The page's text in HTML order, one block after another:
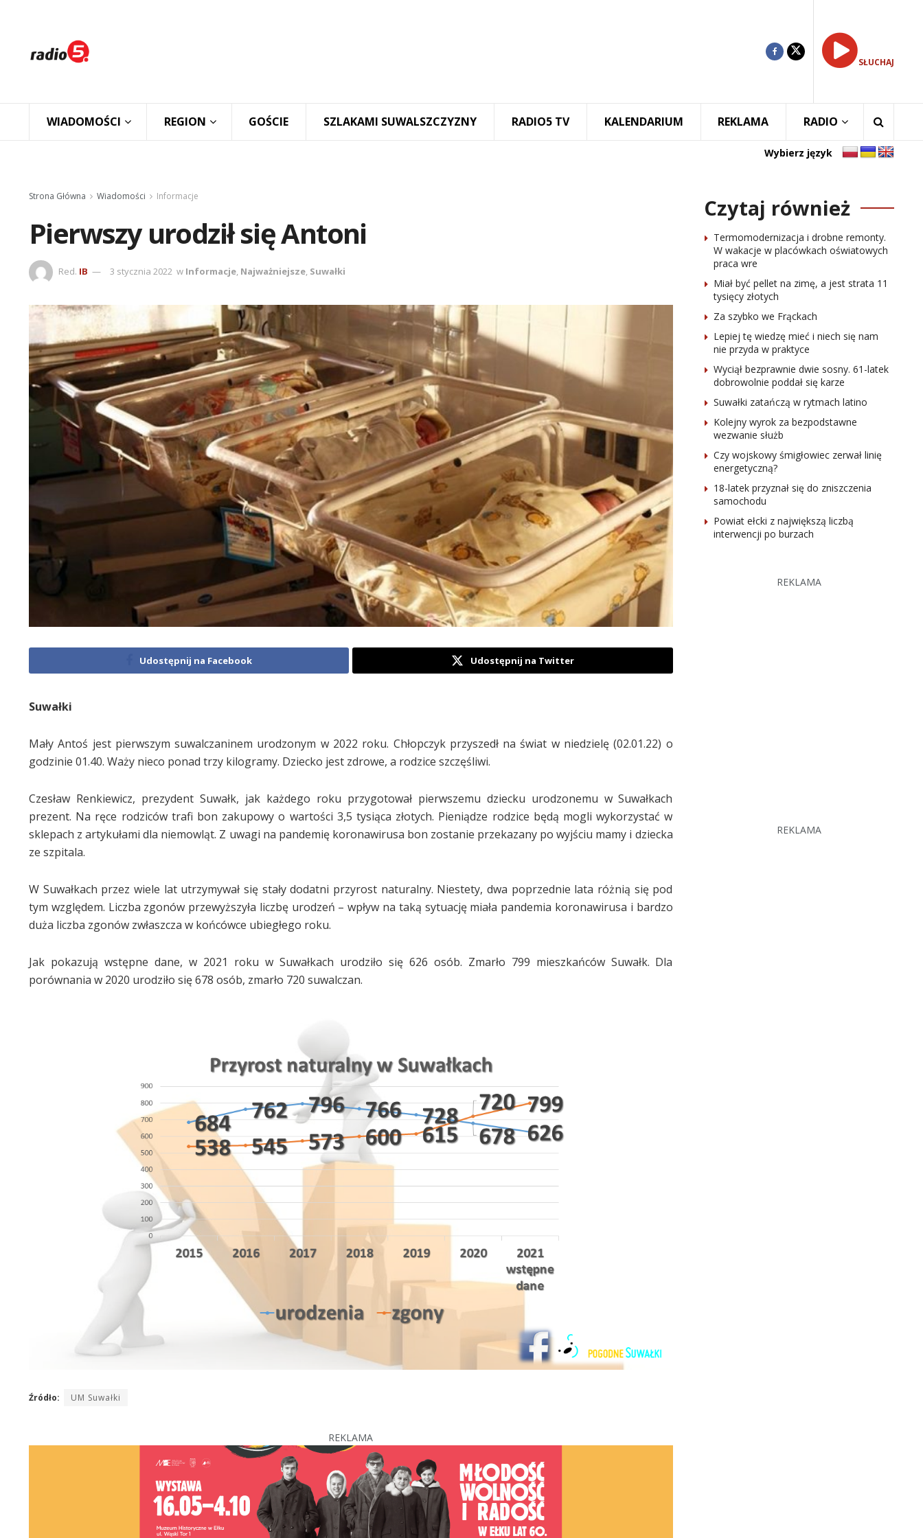
SŁUCHAJ
WIADOMOŚCI REGION GOŚCIE SZLAKAMI SUWALSZCZYZNY RADIO5 TV KALENDARIUM REKLAMA RADIO
Wybierz język
Strona Główna Wiadomości Informacje
Pierwszy urodził się Antoni
Red. IB 3 stycznia 2022 w Informacje, Najważniejsze, Suwałki
Udostępnij na Facebook Udostępnij na Twitter
Suwałki
Mały Antoś jest pierwszym suwalczaninem urodzonym w 2022 roku. Chłopczyk przyszedł na świat w niedzielę (02.01.22) o
godzinie 01.40. Waży nieco ponad trzy kilogramy. Dziecko jest zdrowe, a rodzice szczęśliwi.
Czesław Renkiewicz, prezydent Suwałk, jak każdego roku przygotował pierwszemu dziecku urodzonemu w Suwałkach
prezent. Na ręce rodziców trafi bon zakupowy o wartości 3,5 tysiąca złotych. Pieniądze rodzice będą mogli wykorzystać w
sklepach z artykułami dla niemowląt. Z uwagi na pandemię koronawirusa bon zostanie przekazany po wyjściu mamy i dziecka
ze szpitala.
W Suwałkach przez wiele lat utrzymywał się stały dodatni przyrost naturalny. Niestety, dwa poprzednie lata różnią się pod
tym względem. Liczba zgonów przewyższyła liczbę urodzeń – wpływ na taką sytuację miała pandemia koronawirusa i bardzo
duża liczba zgonów zwłaszcza w końcówce ubiegłego roku.
Jak pokazują wstępne dane, w 2021 roku w Suwałkach urodziło się 626 osób. Zmarło 799 mieszkańców Suwałk. Dla
porównania w 2020 urodziło się 678 osób, zmarło 720 suwalczan.
Źródło: UM Suwałki
REKLAMA
Czytaj również
Termomodernizacja i drobne remonty.
W wakacje w placówkach oświatowych
praca wre
Miał być pellet na zimę, a jest strata 11
tysięcy złotych
Za szybko we Frąckach
Lepiej tę wiedzę mieć i niech się nam
nie przyda w praktyce
Wyciął bezprawnie dwie sosny. 61-latek
dobrowolnie poddał się karze
Suwałki zatańczą w rytmach latino
Kolejny wyrok za bezpodstawne
wezwanie służb
Czy wojskowy śmigłowiec zerwał linię
energetyczną?
18-latek przyznał się do zniszczenia
samochodu
Powiat ełcki z największą liczbą
interwencji po burzach
REKLAMA
REKLAMA